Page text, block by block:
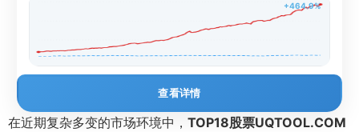
+464.9%
查看详情
在近期复杂多变的市场环境中， TOP18股票UQTOOL.COM